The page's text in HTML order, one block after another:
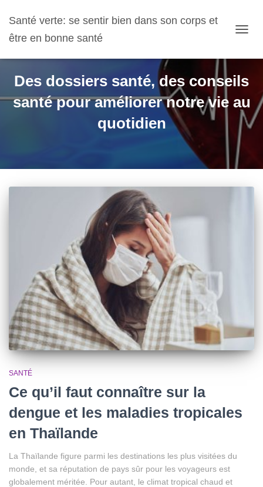
Santé verte: se sentir bien dans son corps et
être en bonne santé
Des dossiers santé, des conseils
santé pour améliorer notre vie au
quotidien
SANTÉ
Ce qu’il faut connaître sur la
dengue et les maladies tropicales
en Thaïlande
La Thaïlande figure parmi les destinations les plus visitées du
monde, et sa réputation de pays sûr pour les voyageurs est
globalement méritée. Pour autant, le climat tropical chaud et